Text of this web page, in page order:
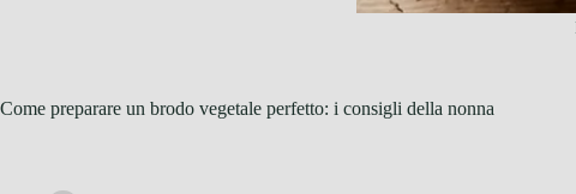
Come preparare un brodo vegetale perfetto: i consigli della nonna